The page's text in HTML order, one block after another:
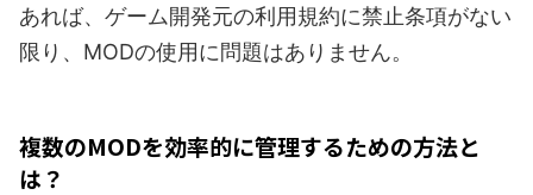
あれば、ゲーム開発元の利用規約に禁止条項がない
限り、MODの使用に問題はありません。
複数のMODを効率的に管理するための方法と
は？